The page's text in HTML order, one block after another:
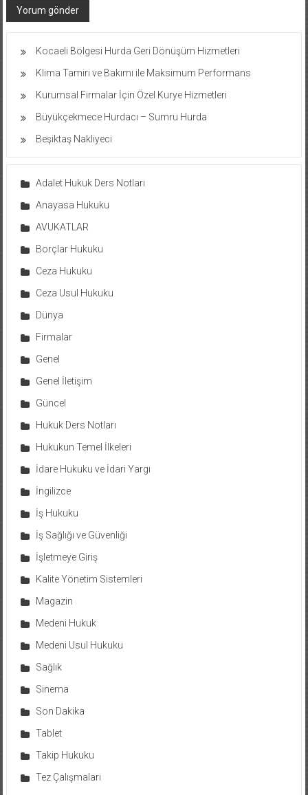
Kocaeli Bölgesi Hurda Geri Dönüşüm Hizmetleri
Klima Tamiri ve Bakımı ile Maksimum Performans
Kurumsal Firmalar İçin Özel Kurye Hizmetleri
Büyükçekmece Hurdacı – Sumru Hurda
Beşiktaş Nakliyeci
Adalet Hukuk Ders Notları
Anayasa Hukuku
AVUKATLAR
Borçlar Hukuku
Ceza Hukuku
Ceza Usul Hukuku
Dünya
Firmalar
Genel
Genel İletişim
Güncel
Hukuk Ders Notları
Hukukun Temel İlkeleri
İdare Hukuku ve İdari Yargı
İngilizce
İş Hukuku
İş Sağlığı ve Güvenliği
İşletmeye Giriş
Kalite Yönetim Sistemleri
Magazin
Medeni Hukuk
Medeni Usul Hukuku
Sağlık
Sinema
Son Dakika
Tablet
Takip Hukuku
Tez Çalışmaları